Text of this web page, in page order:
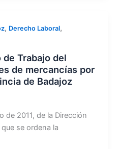
, Derecho Laboral,
Trabajo del
de mercancías por
de Badajoz
de 2011, de la Dirección
se ordena la